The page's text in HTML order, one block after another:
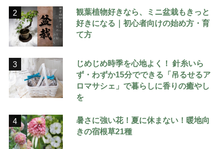
2
観葉植物好きなら、ミニ盆栽もきっと
好きになる｜初心者向けの始め方・育
て方
3
じめじめ時季を心地よく！ 針糸いら
ず・わずか15分でできる「吊るせるア
ロマサシェ」で暮らしに香りの癒やし
を
4
暑さに強い花！夏に休まない！暖地向
きの宿根草21種